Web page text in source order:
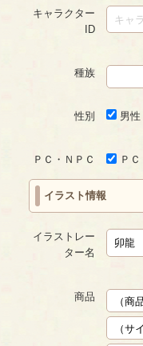
キャラクター
ID
種族
性別 男性
ＰＣ・ＮＰＣ ＰＣ
イラスト情報
イラストレー
ター名
商品